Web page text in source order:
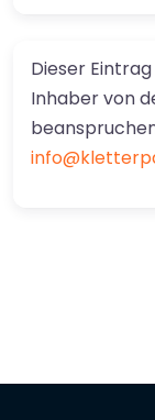
Dieser
Inhaber von